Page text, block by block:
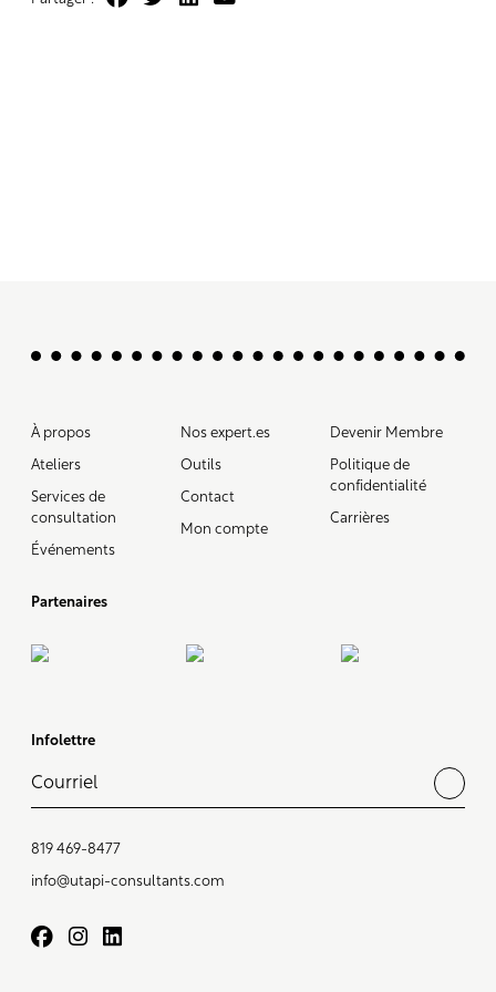
À propos
Ateliers
Services de
consultation
Événements
Nos expert.es
Outils
Contact
Mon compte
Devenir Membre
Politique de
confidentialité
Carrières
Partenaires
Infolettre
819 469-8477
info@utapi-consultants.com